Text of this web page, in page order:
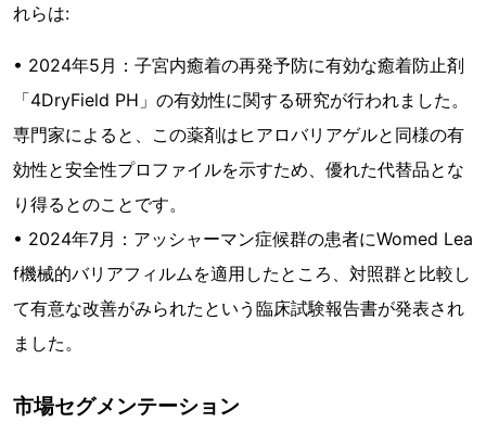
れらは:
• 2024年5月：子宮内癒着の再発予防に有効な癒着防止剤
「4DryField PH」の有効性に関する研究が行われました。
専門家によると、この薬剤はヒアロバリアゲルと同様の有
効性と安全性プロファイルを示すため、優れた代替品とな
り得るとのことです。
• 2024年7月：アッシャーマン症候群の患者にWomed Lea
f機械的バリアフィルムを適用したところ、対照群と比較し
て有意な改善がみられたという臨床試験報告書が発表され
ました。
市場セグメンテーション